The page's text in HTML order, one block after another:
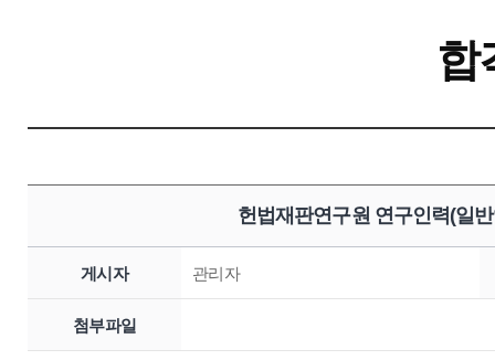
합
헌법재판연구원 연구인력(일
게시자 관리자
첨부파일